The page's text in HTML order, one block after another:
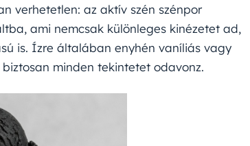
verhetetlen: az aktív szén szénpor
ami nemcsak különleges kinézetet ad,
is. Ízre általában enyhén vaníliás vagy
minden tekintetet odavonz.